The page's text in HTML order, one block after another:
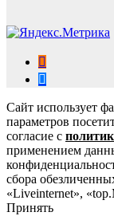
Сайт использует
параметров
согласие с
применением
сбора
«Liveinternet»,
Принять